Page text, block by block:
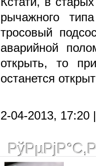
рычажного
тросовый
аварийной
открыть, то
останется
2-04-2013, 17:20